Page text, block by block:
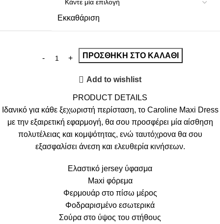
Εκκαθάριση
ΠΡΟΣΘΉΚΗ ΣΤΟ ΚΑΛΆΘΙ
Add to wishlist
PRODUCT DETAILS
Ιδανικό για κάθε ξεχωριστή περίσταση, το Caroline Maxi Dress
με την εξαιρετική εφαρμογή, θα σου προσφέρει μία αίσθηση
πολυτέλειας και κομψότητας, ενώ ταυτόχρονα θα σου
εξασφαλίσει άνεση και ελευθερία κινήσεων.
Ελαστικό jersey ύφασμα
Maxi φόρεμα
Φερμουάρ στο πίσω μέρος
Φοδραρισμένο εσωτερικά
Σούρα στο ύψος του στήθους